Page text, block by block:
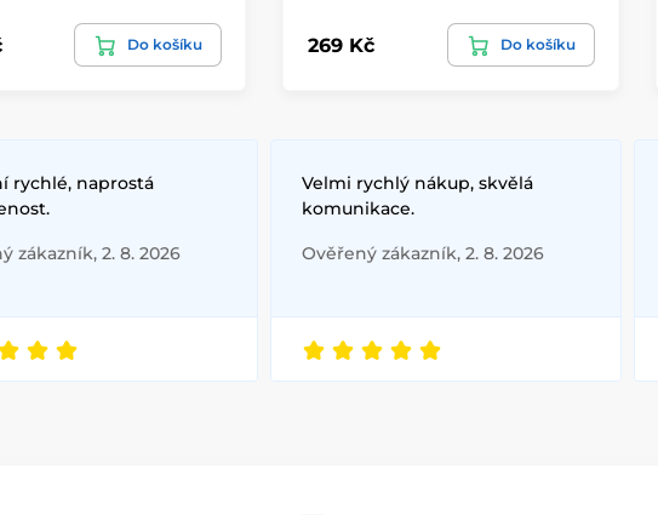
Do košíku 269 Kč Do košíku
rychlé, naprostá
zákazník, 2. 8. 2026
Velmi rychlý nákup, skvělá
komunikace.
Ověřený zákazník, 2. 8. 2026